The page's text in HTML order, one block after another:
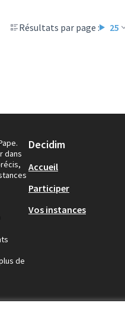
Résultats par page : 25
dans
de
Decidim
Accueil
Participer
Vos instances